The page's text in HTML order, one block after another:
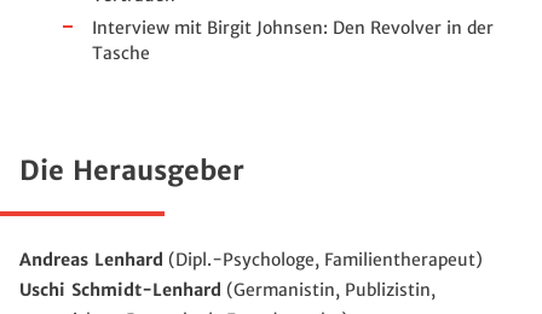
Interview mit Birgit Johnsen: Den Revolver in der
Tasche
Die Herausgeber
Andreas Lenhard (Dipl.-Psychologe, Familientherapeut)
Uschi Schmidt-Lenhard (Germanistin, Publizistin,